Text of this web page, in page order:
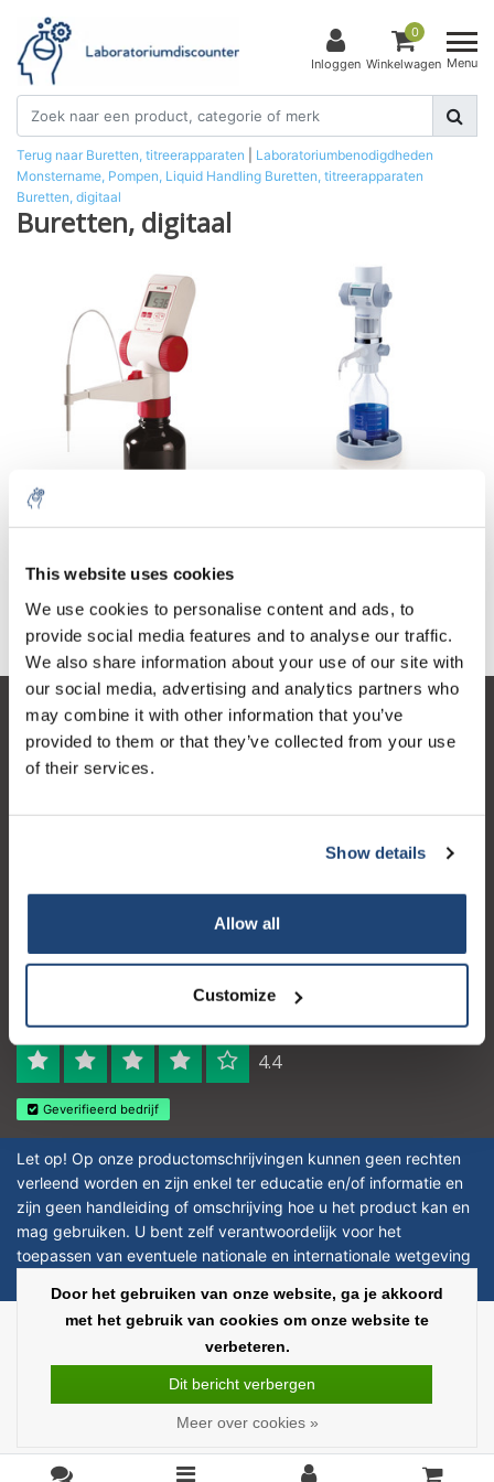
This website uses cookies
We use cookies to personalise content and ads, to
provide social media features and to analyse our traffic.
We also share information about your use of our site with
our social media, advertising and analytics partners who
may combine it with other information that you’ve
provided to them or that they’ve collected from your use
of their services.
Show details
Allow all
Customize
Inloggen
0
Winkelwagen Menu
Terug naar Buretten, titreerapparaten
Laboratoriumbenodigdheden
Monstername, Pompen, Liquid Handling Buretten, titreerapparaten
Buretten, digitaal
Buretten, digitaal
Digitale buret, continuous
E
Klantenservice
Mijn account
Contactgegevens
Logo eigendom van TrustPilot
Reviews 273 - Goed
4.4
Geverifieerd bedrijf
Let op! Op onze productomschrijvingen kunnen geen rechten
verleend worden en zijn enkel ter educatie en/of informatie en
zijn geen handleiding of omschrijving hoe u het product kan en
mag gebruiken. U bent zelf verantwoordelijk voor het
toepassen van eventuele nationale en internationale wetgeving
Copyright © 2026 - Laboratorium Discounter - All rights reserved - Theme by
Alle bedragen zijn exclusief BTW
Door het gebruiken van onze website, ga je akkoord
met het gebruik van cookies om onze website te
verbeteren.
Dit bericht verbergen
Meer over cookies »